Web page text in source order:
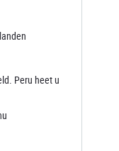
Peru heet u